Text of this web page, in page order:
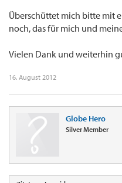
Überschüttet mich bitte mit
noch, das für mich und
Vielen Dank und weiterhin
16. August 2012
Globe Hero
Silver Member